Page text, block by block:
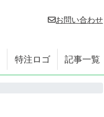
お問い合わせ
特注ロゴ 記事一覧